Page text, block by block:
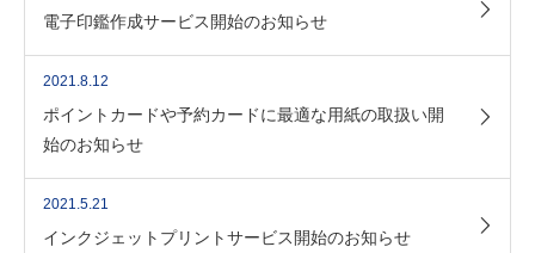
電子印鑑作成サービス開始のお知らせ
2021.8.12
ポイントカードや予約カードに最適な用紙の取扱い開
始のお知らせ
2021.5.21
インクジェットプリントサービス開始のお知らせ